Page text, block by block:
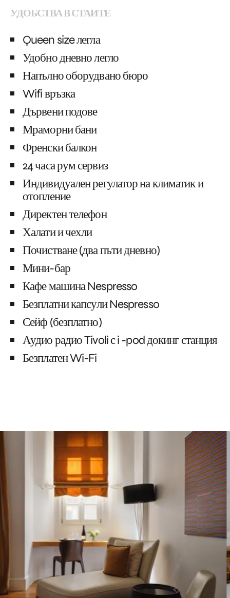
УДОБСТВА В СТАИТЕ
Queen size легла
Удобно дневно легло
Напълно оборудвано бюро
Wifi връзка
Дървени подове
Мраморни бани
Френски балкон
24 часа рум сервиз
Индивидуален регулатор на климатик и
отопление
Директен телефон
Халати и чехли
Почистване (два пъти дневно)
Мини-бар
Кафе машина Nespresso
Безплатни капсули Nespresso
Сейф (безплатно)
Аудио радио Tivoli с i -pod докинг станция
Безплатен Wi-Fi